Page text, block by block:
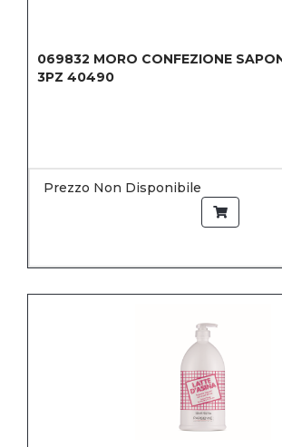
069832 MORO CONFEZIONE
3PZ 40490
Prezzo Non Disponibile